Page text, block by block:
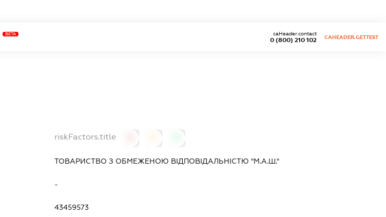
BETA
0 (800) 210 102
caHeader.contact
CAHEADER.GETTEST
riskFactors.title
ТОВАРИСТВО З ОБМЕЖЕНОЮ ВІДПОВІДАЛЬНІСТЮ "М.А.Ш."
-
43459573